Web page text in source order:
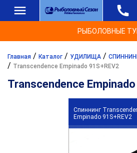
РЫБОЛОВНЫЕ
Главная / Каталог / УДИЛИЩА /
/ Transcendence Empinado 91S+REV2
Transcendence Empinado
Спиннинг
Empinado 91S+REV2